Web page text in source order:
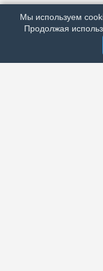
МЫ В СОЦСЕТЯХ
Мы используем
Продолжая